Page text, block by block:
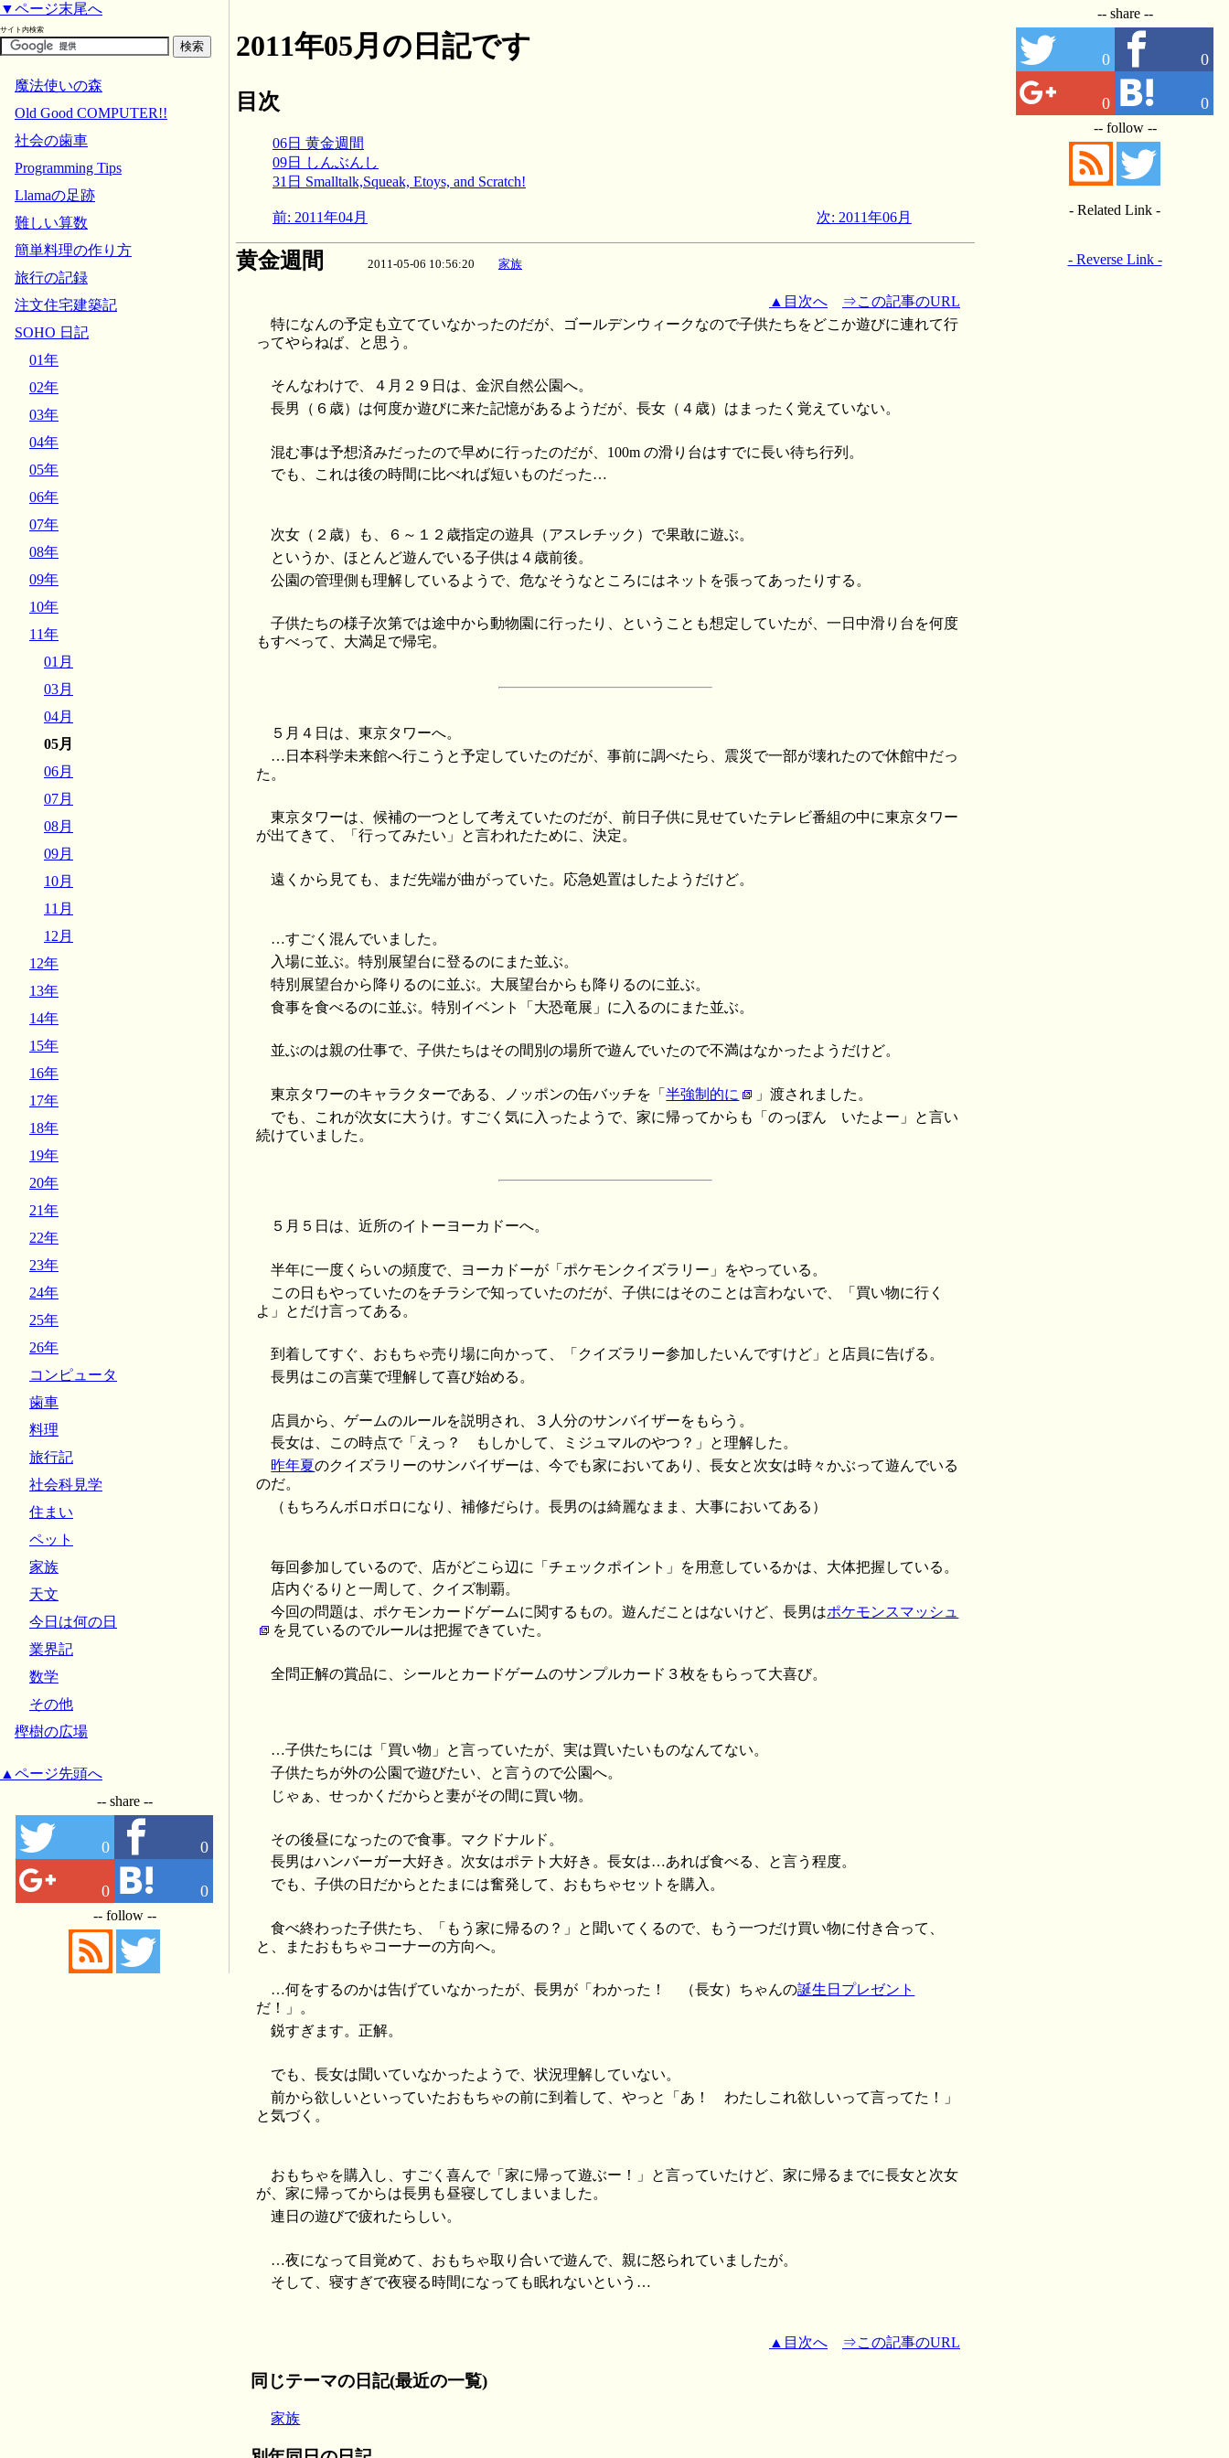
2011年05月の日記です
目次
06日 黄金週間
09日 しんぶんし
31日 Smalltalk,Squeak, Etoys, and Scratch!
前: 2011年04月 次: 2011年06月
黄金週間 2011-05-06 10:56:20 家族
▲目次へ
⇒この記事のURL
特になんの予定も立てていなかったのだが、ゴールデンウィークなので子供たちをどこか遊びに連れて行
ってやらねば、と思う。
そんなわけで、４月２９日は、金沢自然公園へ。
長男（６歳）は何度か遊びに来た記憶があるようだが、長女（４歳）はまったく覚えていない。
混む事は予想済みだったので早めに行ったのだが、100m の滑り台はすでに長い待ち行列。
でも、これは後の時間に比べれば短いものだった…
次女（２歳）も、６～１２歳指定の遊具（アスレチック）で果敢に遊ぶ。
というか、ほとんど遊んでいる子供は４歳前後。
公園の管理側も理解しているようで、危なそうなところにはネットを張ってあったりする。
子供たちの様子次第では途中から動物園に行ったり、ということも想定していたが、一日中滑り台を何度
もすべって、大満足で帰宅。
５月４日は、東京タワーへ。
…日本科学未来館へ行こうと予定していたのだが、事前に調べたら、震災で一部が壊れたので休館中だっ
た。
東京タワーは、候補の一つとして考えていたのだが、前日子供に見せていたテレビ番組の中に東京タワー
が出てきて、「行ってみたい」と言われたために、決定。
遠くから見ても、まだ先端が曲がっていた。応急処置はしたようだけど。
…すごく混んでいました。
入場に並ぶ。特別展望台に登るのにまた並ぶ。
特別展望台から降りるのに並ぶ。大展望台からも降りるのに並ぶ。
食事を食べるのに並ぶ。特別イベント「大恐竜展」に入るのにまた並ぶ。
並ぶのは親の仕事で、子供たちはその間別の場所で遊んでいたので不満はなかったようだけど。
東京タワーのキャラクターである、ノッポンの缶バッチを「半強制的に
」渡されました。
でも、これが次女に大うけ。すごく気に入ったようで、家に帰ってからも「のっぽん いたよー」と言い
続けていました。
５月５日は、近所のイトーヨーカドーへ。
半年に一度くらいの頻度で、ヨーカドーが「ポケモンクイズラリー」をやっている。
この日もやっていたのをチラシで知っていたのだが、子供にはそのことは言わないで、「買い物に行く
よ」とだけ言ってある。
到着してすぐ、おもちゃ売り場に向かって、「クイズラリー参加したいんですけど」と店員に告げる。
長男はこの言葉で理解して喜び始める。
店員から、ゲームのルールを説明され、３人分のサンバイザーをもらう。
長女は、この時点で「えっ？ もしかして、ミジュマルのやつ？」と理解した。
昨年夏のクイズラリーのサンバイザーは、今でも家においてあり、長女と次女は時々かぶって遊んでいる
のだ。
（もちろんボロボロになり、補修だらけ。長男のは綺麗なまま、大事においてある）
毎回参加しているので、店がどこら辺に「チェックポイント」を用意しているかは、大体把握している。
店内ぐるりと一周して、クイズ制覇。
今回の問題は、ポケモンカードゲームに関するもの。遊んだことはないけど、長男はポケモンスマッシュ
を見ているのでルールは把握できていた。
全問正解の賞品に、シールとカードゲームのサンプルカード３枚をもらって大喜び。
…子供たちには「買い物」と言っていたが、実は買いたいものなんてない。
子供たちが外の公園で遊びたい、と言うので公園へ。
じゃぁ、せっかくだからと妻がその間に買い物。
その後昼になったので食事。マクドナルド。
長男はハンバーガー大好き。次女はポテト大好き。長女は…あれば食べる、と言う程度。
でも、子供の日だからとたまには奮発して、おもちゃセットを購入。
食べ終わった子供たち、「もう家に帰るの？」と聞いてくるので、もう一つだけ買い物に付き合って、
と、またおもちゃコーナーの方向へ。
…何をするのかは告げていなかったが、長男が「わかった！ （長女）ちゃんの誕生日プレゼント
だ！」。
鋭すぎます。正解。
でも、長女は聞いていなかったようで、状況理解していない。
前から欲しいといっていたおもちゃの前に到着して、やっと「あ！ わたしこれ欲しいって言ってた！」
と気づく。
おもちゃを購入し、すごく喜んで「家に帰って遊ぶー！」と言っていたけど、家に帰るまでに長女と次女
が、家に帰ってからは長男も昼寝してしまいました。
連日の遊びで疲れたらしい。
…夜になって目覚めて、おもちゃ取り合いで遊んで、親に怒られていましたが。
そして、寝すぎで夜寝る時間になっても眠れないという…
▲目次へ ⇒この記事のURL
同じテーマの日記(最近の一覧)
家族
-- share --
0 0
0 0
-- follow --
- Related Link -
- Reverse Link -
▼ページ末尾へ
サイト内検索
魔法使いの森
Old Good COMPUTER!!
社会の歯車
Programming Tips
Llamaの足跡
難しい算数
簡単料理の作り方
旅行の記録
注文住宅建築記
SOHO 日記
01年
02年
03年
04年
05年
06年
07年
08年
09年
10年
11年
01月
03月
04月
05月
06月
07月
08月
09月
10月
11月
12月
12年
13年
14年
15年
16年
17年
18年
19年
20年
21年
22年
23年
24年
25年
26年
コンピュータ
歯車
料理
旅行記
社会科見学
住まい
ペット
家族
天文
今日は何の日
業界記
数学
その他
樫樹の広場
▲ページ先頭へ
-- share --
0 0
0 0
-- follow --